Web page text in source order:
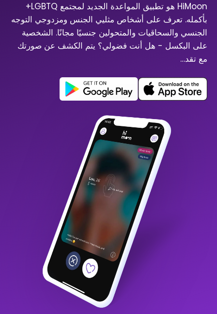
HiMoon هو تطبيق المواعدة الجديد لمجتمع LGBTQ+
بأكمله. تعرف على أشخاص مثليي الجنس ومزدوجي التوجه
الجنسي والسحاقيات والمتحولين جنسيًا مجانًا. الشخصية
على البكسل - هل أنت فضولي؟ يتم الكشف عن صورتك
مع تقد…